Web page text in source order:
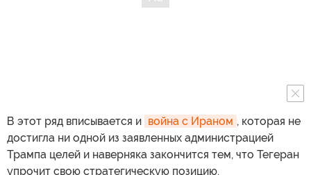
В этот ряд вписывается и война с Ираном , которая не
достигла ни одной из заявленных администрацией
Трампа целей и наверняка закончится тем, что Тегеран
упрочит свою стратегическую позицию.